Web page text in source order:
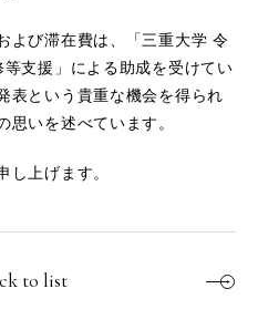
よび滞在費は、「三重大学 令
支援」による助成を受けてい
表という貴重な機会を得られ
思いを述べています。
し上げます。
to list